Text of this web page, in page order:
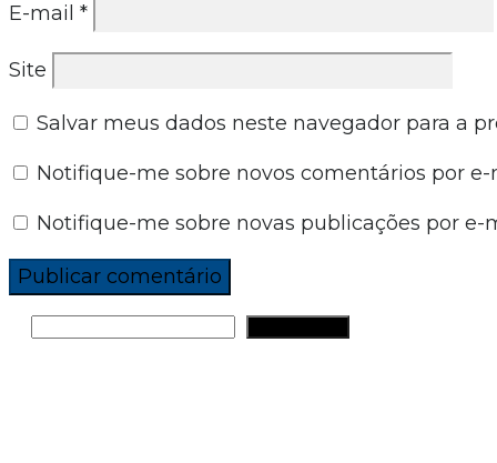
E-mail *
Site
Salvar meus dados neste navegador para a
Notifique-me sobre novos comentários por e-
Notifique-me sobre novas publicações por e-